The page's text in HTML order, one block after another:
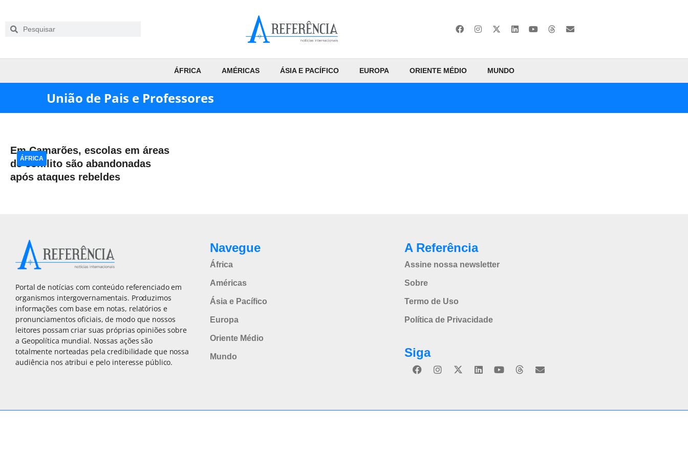
ÁFRICA AMÉRICAS ÁSIA E PACÍFICO EUROPA ORIENTE MÉDIO MUNDO
União de Pais e Professores
Em Camarões, escolas em áreas
de conflito são abandonadas
após ataques rebeldes
ÁFRICA
Portal de notícias com conteúdo referenciado em
organismos intergovernamentais. Produzimos
informações com base em notas, relatórios e
pronunciamentos oficiais, de modo que nossos
leitores possam criar suas próprias opiniões sobre
a Geopolítica mundial. Nossas ações são
totalmente norteadas pela credibilidade que nossa
audiência nos atribui e pelo interesse público.
Navegue
África
Américas
Ásia e Pacífico
Europa
Oriente Médio
Mundo
A Referência
Assine nossa newsletter
Sobre
Termo de Uso
Política de Privacidade
Siga